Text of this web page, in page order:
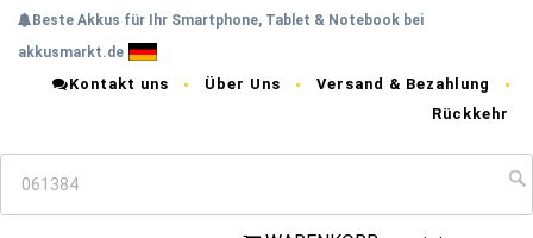
Beste Akkus für Ihr Smartphone, Tablet & Notebook bei
akkusmarkt.de
Kontakt uns Über Uns
Versand & Bezahlung
Rückkehr